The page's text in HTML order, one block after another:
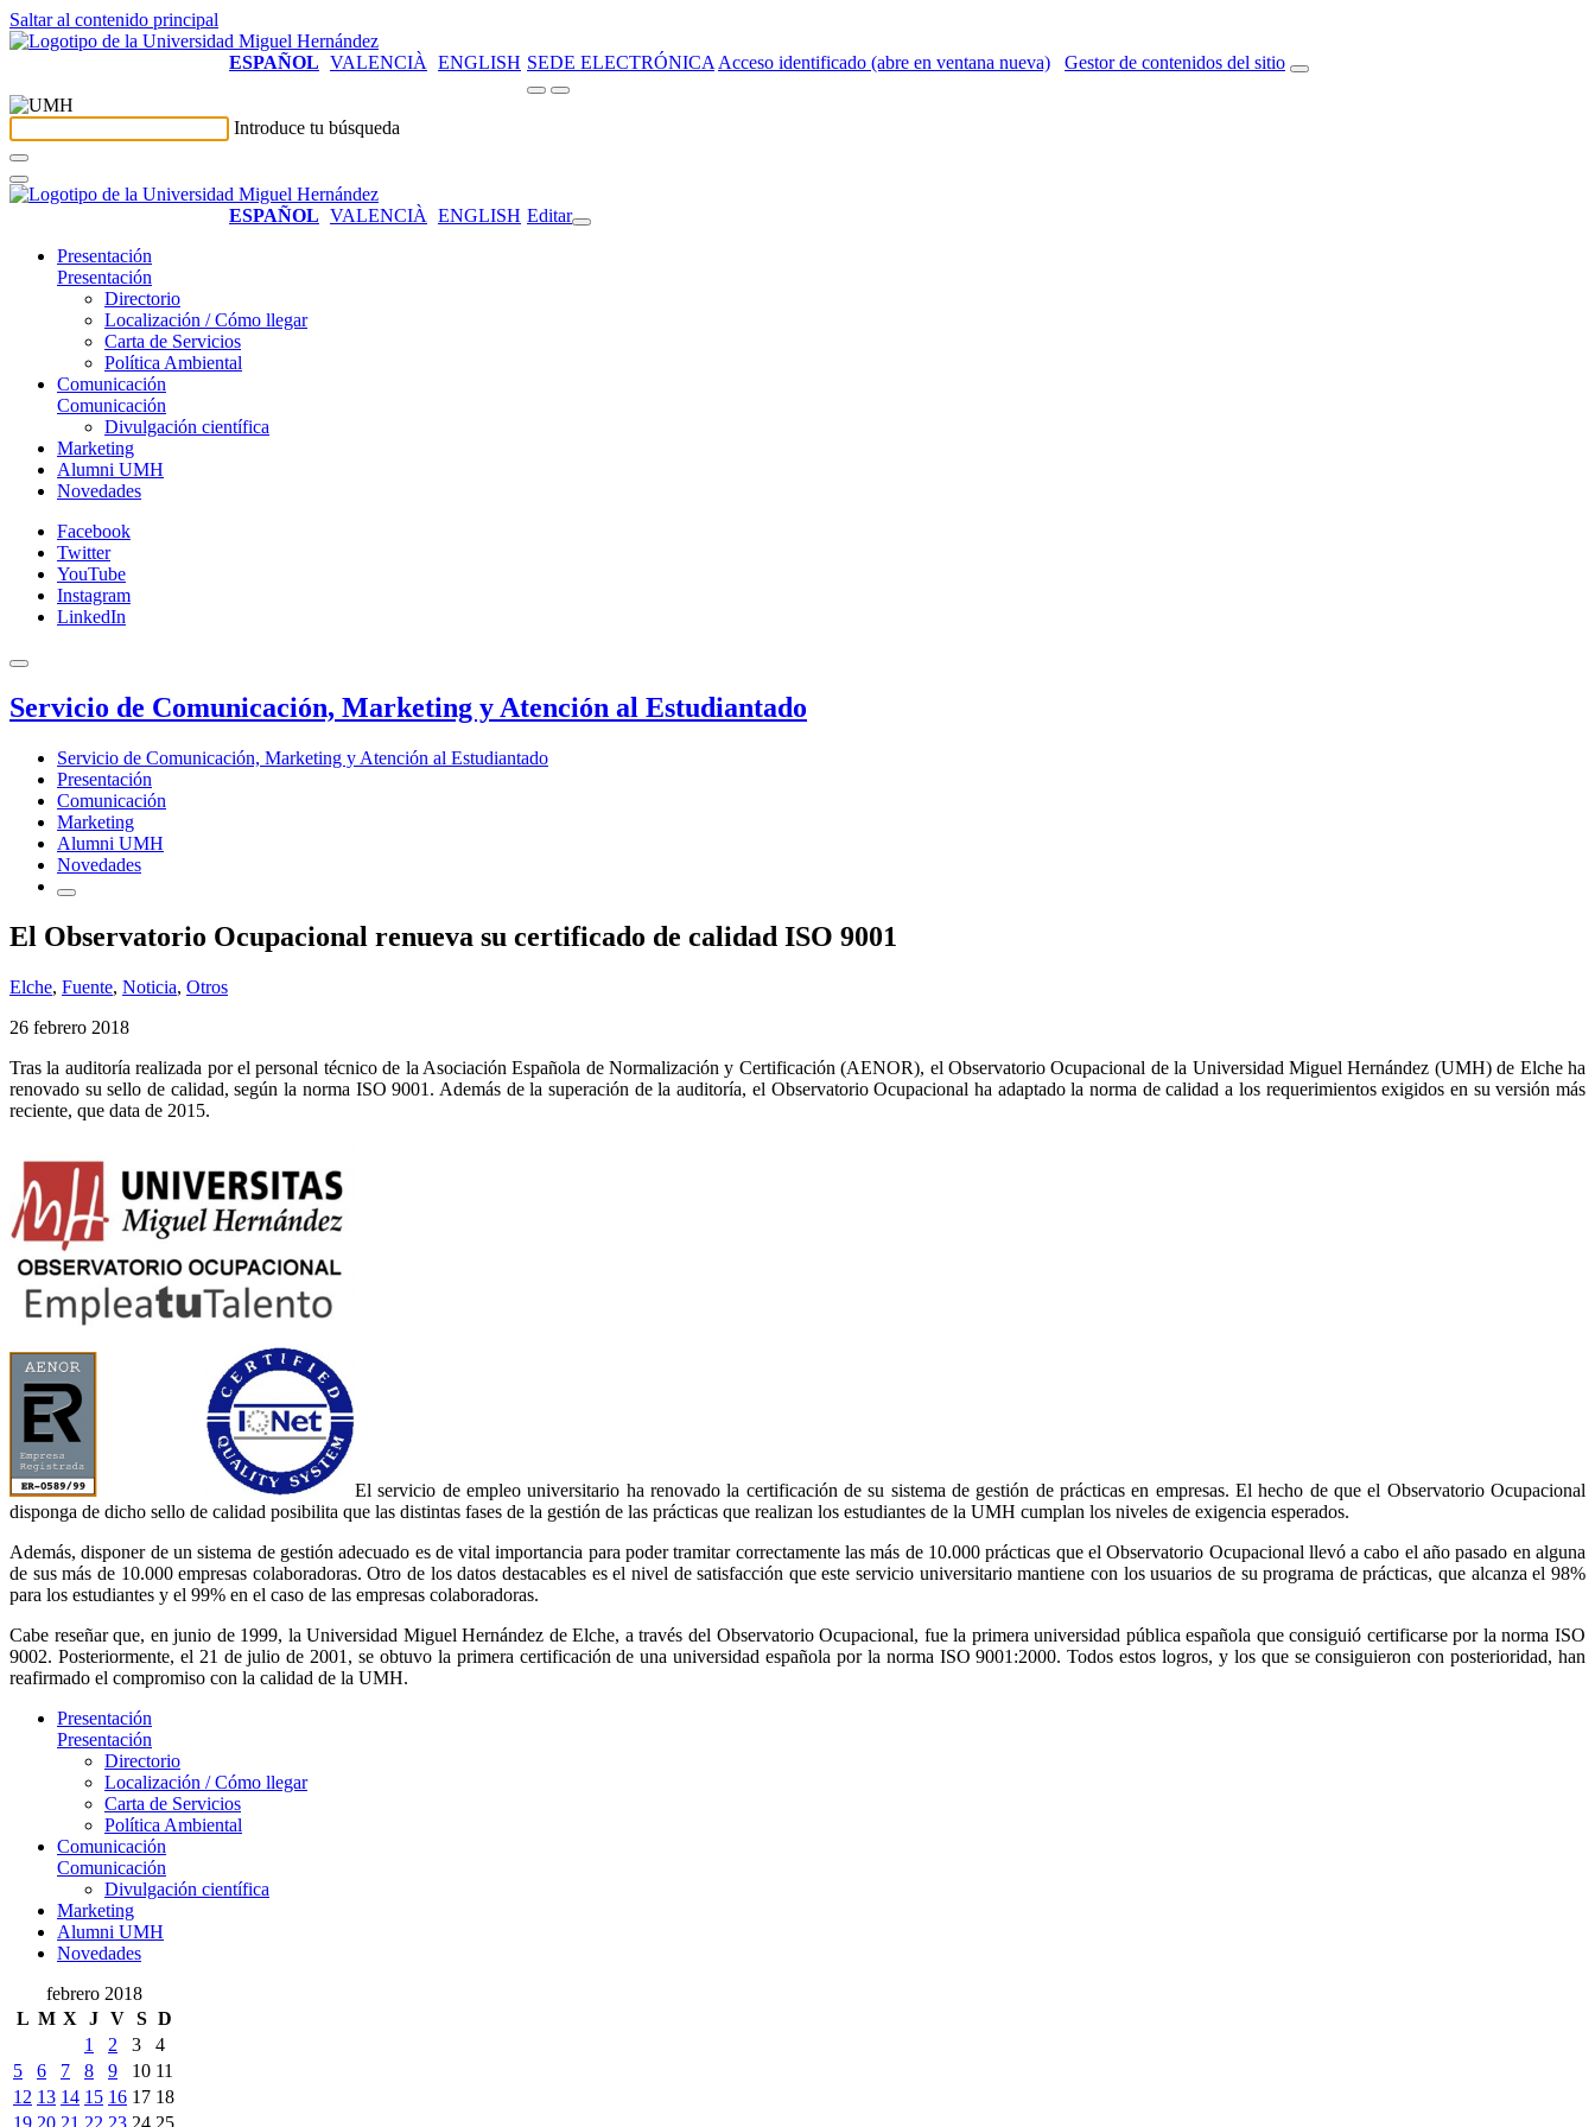
Saltar al contenido principal
ESPAÑOL VALENCIÀ ENGLISH SEDE ELECTRÓNICA Acceso identificado (abre en ventana nueva) Gestor de contenidos del sitio
Introduce tu búsqueda
ESPAÑOL VALENCIÀ ENGLISH Editar
Presentación
Presentación
Directorio
Localización / Cómo llegar
Carta de Servicios
Política Ambiental
Comunicación
Comunicación
Divulgación científica
Marketing
Alumni UMH
Novedades
Facebook
Twitter
YouTube
Instagram
LinkedIn
Servicio de Comunicación, Marketing y Atención al Estudiantado
Servicio de Comunicación, Marketing y Atención al Estudiantado
Presentación
Comunicación
Marketing
Alumni UMH
Novedades
El Observatorio Ocupacional renueva su certificado de calidad ISO 9001
Elche, Fuente, Noticia, Otros
26 febrero 2018
Tras la auditoría realizada por el personal técnico de la Asociación Española de Normalización y Certificación (AENOR), el Observatorio Ocupacional de la Universidad Miguel Hernández (UMH) de Elche ha
renovado su sello de calidad, según la norma ISO 9001. Además de la superación de la auditoría, el Observatorio Ocupacional ha adaptado la norma de calidad a los requerimientos exigidos en su versión más
reciente, que data de 2015.
El servicio de empleo universitario ha renovado la certificación de su sistema de gestión de prácticas en empresas. El hecho de que el Observatorio Ocupacional
disponga de dicho sello de calidad posibilita que las distintas fases de la gestión de las prácticas que realizan los estudiantes de la UMH cumplan los niveles de exigencia esperados.
Además, disponer de un sistema de gestión adecuado es de vital importancia para poder tramitar correctamente las más de 10.000 prácticas que el Observatorio Ocupacional llevó a cabo el año pasado en alguna
de sus más de 10.000 empresas colaboradoras. Otro de los datos destacables es el nivel de satisfacción que este servicio universitario mantiene con los usuarios de su programa de prácticas, que alcanza el 98%
para los estudiantes y el 99% en el caso de las empresas colaboradoras.
Cabe reseñar que, en junio de 1999, la Universidad Miguel Hernández de Elche, a través del Observatorio Ocupacional, fue la primera universidad pública española que consiguió certificarse por la norma ISO
9002. Posteriormente, el 21 de julio de 2001, se obtuvo la primera certificación de una universidad española por la norma ISO 9001:2000. Todos estos logros, y los que se consiguieron con posterioridad, han
reafirmado el compromiso con la calidad de la UMH.
Presentación
Presentación
Directorio
Localización / Cómo llegar
Carta de Servicios
Política Ambiental
Comunicación
Comunicación
Divulgación científica
Marketing
Alumni UMH
Novedades
febrero 2018
L M X J V S D
1
2 3
4
5
6 7 8 9 10 11
12 13 14 15 16 17 18
19 20 21 22 23 24 25